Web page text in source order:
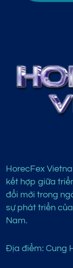
HorecFex
kết hợp giữa
đổi mới trong
sự phát triển
Nam.
Địa điểm: Cung